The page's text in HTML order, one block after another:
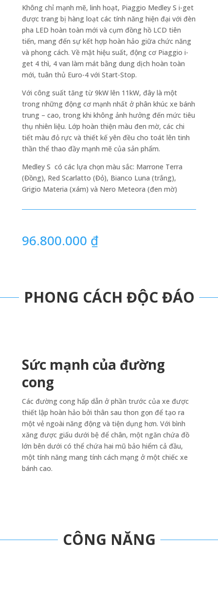
Không chỉ mạnh mẽ, linh hoạt, Piaggio Medley S i-get
được trang bị hàng loạt các tính năng hiện đại với đèn
pha LED hoàn toàn mới và cụm đồng hồ LCD tiên
tiến, mang đến sự kết hợp hoàn hảo giữa chức năng
và phong cách. Về mặt hiệu suất, động cơ Piaggio i-
get 4 thì, 4 van làm mát bằng dung dịch hoàn toàn
mới, tuân thủ Euro-4 với Start-Stop.
Với công suất tăng từ 9kW lên 11kW, đây là một
trong những động cơ mạnh nhất ở phân khúc xe bánh
trung – cao, trong khi không ảnh hưởng đến mức tiêu
thụ nhiên liệu. Lớp hoàn thiện màu đen mờ, các chi
tiết màu đỏ rực và thiết kế yên đều cho toát lên tinh
thần thể thao đầy mạnh mẽ của sản phẩm.
Medley S có các lựa chọn màu sắc: Marrone Terra
(Đồng), Red Scarlatto (Đỏ), Bianco Luna (trắng),
Grigio Materia (xám) và Nero Meteora (đen mờ)
96.800.000 ₫
PHONG CÁCH ĐỘC ĐÁO
Sức mạnh của đường
cong
Các đường cong hấp dẫn ở phần trước của xe được
thiết lập hoàn hảo bởi thân sau thon gọn để tạo ra
một vẻ ngoài năng động và tiện dụng hơn. Với bình
xăng được giấu dưới bệ để chân, một ngăn chứa đồ
lớn bên dưới có thể chứa hai mũ bảo hiểm cả đầu,
một tính năng mang tính cách mạng ở một chiếc xe
bánh cao.
CÔNG NĂNG